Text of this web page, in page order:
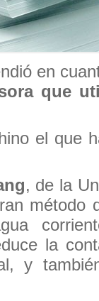
en
que
el que
, de la
método
la
y